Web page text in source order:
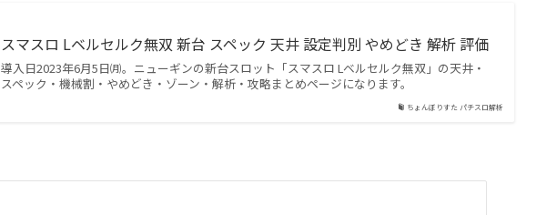
ちょんぼりすた パチスロ解析
スマスロ Lベルセルク無双 新台 スペック 天井 設定判別 やめどき 解析 評価
導入日2023年6月5日㈪。ニューギンの新台スロット「スマスロ Lベルセルク無双」の天井・
スペック・機械割・やめどき・ゾーン・解析・攻略まとめページになります。